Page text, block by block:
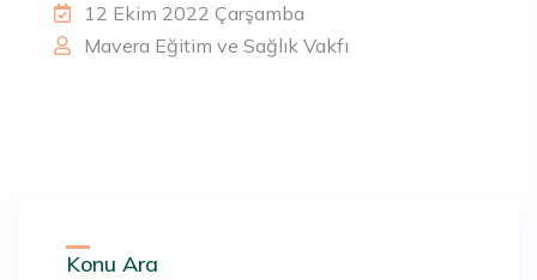
12 Ekim 2022 Çarşamba
Mavera Eğitim ve Sağlık Vakfı
Konu Ara